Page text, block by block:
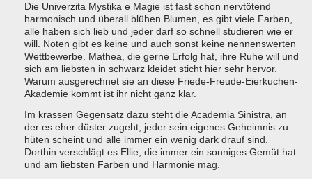
Die Univerzita Mystika e Magie ist fast schon nervtötend
harmonisch und überall blühen Blumen, es gibt viele Farben,
alle haben sich lieb und jeder darf so schnell studieren wie er
will. Noten gibt es keine und auch sonst keine nennenswerten
Wettbewerbe. Mathea, die gerne Erfolg hat, ihre Ruhe will und
sich am liebsten in schwarz kleidet sticht hier sehr hervor.
Warum ausgerechnet sie an diese Friede-Freude-Eierkuchen-
Akademie kommt ist ihr nicht ganz klar.
Im krassen Gegensatz dazu steht die Academia Sinistra, an
der es eher düster zugeht, jeder sein eigenes Geheimnis zu
hüten scheint und alle immer ein wenig dark drauf sind.
Dorthin verschlägt es Ellie, die immer ein sonniges Gemüt hat
und am liebsten Farben und Harmonie mag.